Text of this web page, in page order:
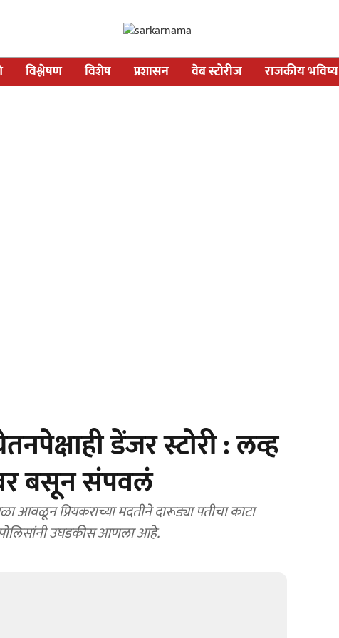
विश्लेषण विशेष प्रशासन वेब स्टोरीज राजकीय भविष्य
डेंजर स्टोरी : लव्ह
बसून संपवलं
आवळून प्रियकराच्या मदतीने दारूड्या पतीचा काटा
पोलिसांनी उघडकीस आणला आहे.